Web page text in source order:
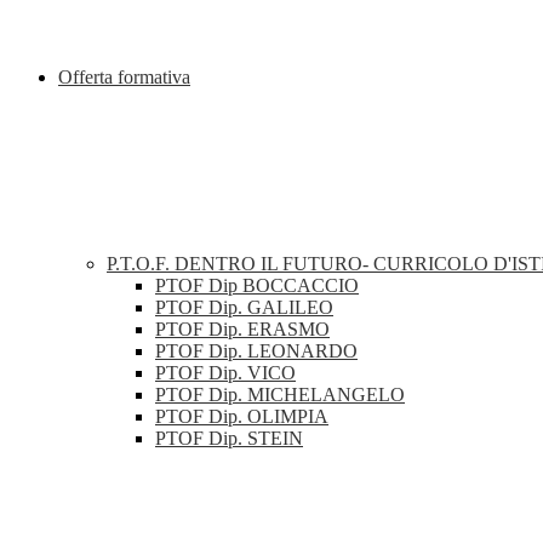
Offerta formativa
P.T.O.F. DENTRO IL FUTURO- CURRICOLO
PTOF Dip BOCCACCIO
PTOF Dip. GALILEO
PTOF Dip. ERASMO
PTOF Dip. LEONARDO
PTOF Dip. VICO
PTOF Dip. MICHELANGELO
PTOF Dip. OLIMPIA
PTOF Dip. STEIN